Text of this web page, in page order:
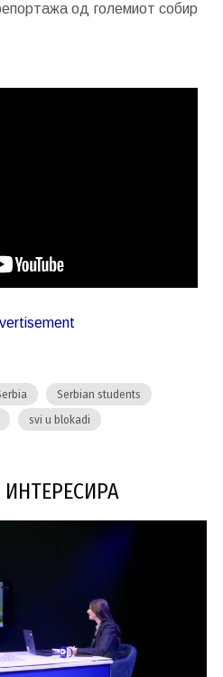
од големиот собир
Serbian students
svi u blokadi